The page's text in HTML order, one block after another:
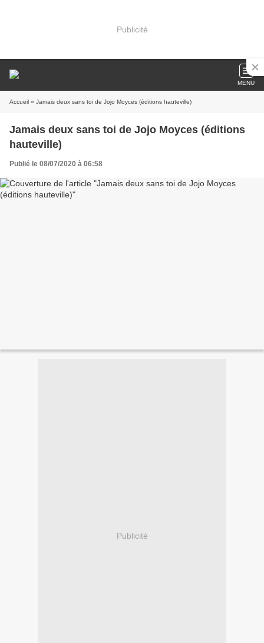
Publicité
MENU
Accueil » Jamais deux sans toi de Jojo Moyces (éditions hauteville)
Jamais deux sans toi de Jojo Moyces (éditions
hauteville)
Publié le 08/07/2020 à 06:58
Publicité